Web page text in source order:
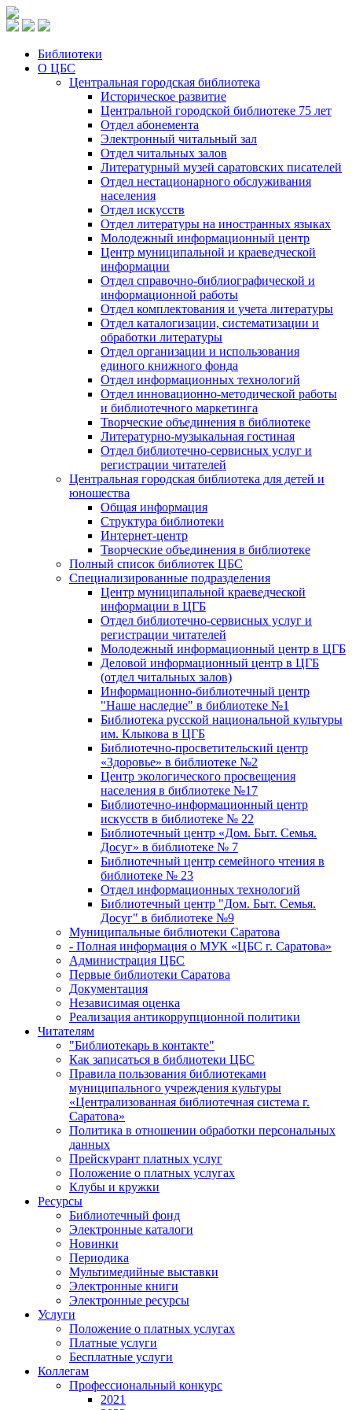
Библиотеки
О ЦБС
Центральная городская библиотека
Историческое развитие
Центральной городской библиотеке 75 лет
Отдел абонемента
Электронный читальный зал
Отдел читальных залов
Литературный музей саратовских писателей
Отдел нестационарного обслуживания
населения
Отдел искусств
Отдел литературы на иностранных языках
Молодежный информационный центр
Центр муниципальной и краеведческой
информации
Отдел справочно-библиографической и
информационной работы
Отдел комплектования и учета литературы
Отдел каталогизации, систематизации и
обработки литературы
Отдел организации и использования
единого книжного фонда
Отдел информационных технологий
Отдел инновационно-методической работы
и библиотечного маркетинга
Творческие объединения в библиотеке
Литературно-музыкальная гостиная
Отдел библиотечно-сервисных услуг и
регистрации читателей
Центральная городская библиотека для детей и
юношества
Общая информация
Структура библиотеки
Интернет-центр
Творческие объединения в библиотеке
Полный список библиотек ЦБС
Специализированные подразделения
Центр муниципальной краеведческой
информации в ЦГБ
Отдел библиотечно-сервисных услуг и
регистрации читателей
Молодежный информационный центр в ЦГБ
Деловой информационный центр в ЦГБ
(отдел читальных залов)
Информационно-библиотечный центр
"Наше наследие" в библиотеке №1
Библиотека русской национальной культуры
им. Клыкова в ЦГБ
Библиотечно-просветительский центр
«Здоровье» в библиотеке №2
Центр экологического просвещения
населения в библиотеке №17
Библиотечно-информационный центр
искусств в библиотеке № 22
Библиотечный центр «Дом. Быт. Семья.
Досуг» в библиотеке № 7
Библиотечный центр семейного чтения в
библиотеке № 23
Отдел информационных технологий
Библиотечный центр "Дом. Быт. Семья.
Досуг" в библиотеке №9
Муниципальные библиотеки Саратова
- Полная информация о МУК «ЦБС г. Саратова»
Администрация ЦБС
Первые библиотеки Саратова
Документация
Независимая оценка
Реализация антикоррупционной политики
Читателям
"Библиотекарь в контакте"
Как записаться в библиотеки ЦБС
Правила пользования библиотеками
муниципального учреждения культуры
«Централизованная библиотечная система г.
Саратова»
Политика в отношении обработки персональных
данных
Прейскурант платных услуг
Положение о платных услугах
Клубы и кружки
Ресурсы
Библиотечный фонд
Электронные каталоги
Новинки
Периодика
Мультимедийные выставки
Электронные книги
Электронные ресурсы
Услуги
Положение о платных услугах
Платные услуги
Бесплатные услуги
Коллегам
Профессиональный конкурс
2021